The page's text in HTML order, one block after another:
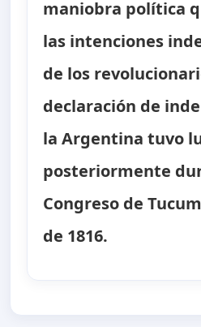
maniobra política
las intenciones
de los
declaración de
la Argentina tuvo
posteriormente
Congreso de
de 1816.